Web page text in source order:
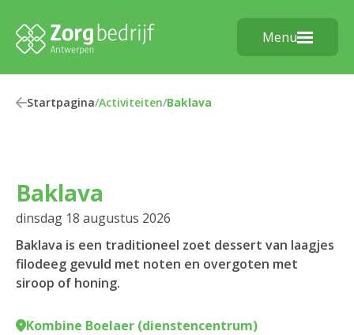
Menu
Startpagina/Activiteiten/Baklava
Baklava
dinsdag 18 augustus 2026
Baklava is een traditioneel zoet dessert van laagjes
filodeeg gevuld met noten en overgoten met
siroop of honing.
Kombine Boelaer (dienstencentrum)